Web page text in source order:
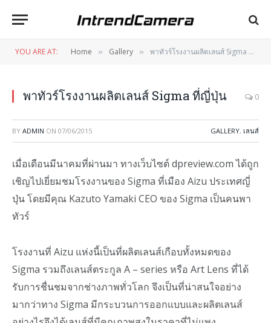
YOU ARE AT: Home » Gallery » พาทัวร์โรงงานผลิตเลนส์ Sigma ที่ญี่ปุ่น
พาทัวร์โรงงานผลิตเลนส์ Sigma ที่ญี่ปุ่น 0
BY ADMIN ON 07/06/2015 GALLERY, เลนส์
เมื่อเดือนมีนาคมที่ผ่านมา ทางเว็บไซต์ dpreview.com ได้ถูก
เชิญไปเยี่ยมชมโรงงานของ Sigma ที่เมือง Aizu ประเทศญี่
ปุ่น โดยมีคุณ Kazuto Yamaki CEO ของ Sigma เป็นคนพา
ทัวร์
โรงงานที่ Aizu แห่งนี้เป็นที่ผลิตเลนส์เกือบทั้งหมดของ
Sigma รวมถึงเลนส์ตระกูล A – series หรือ Art Lens ที่ได้
รับการชื่นชมจากช่างภาพทั่วโลก จึงเป็นที่น่าสนใจอย่าง
มากว่าทาง Sigma มีกระบวนการออกแบบและผลิตเลนส์